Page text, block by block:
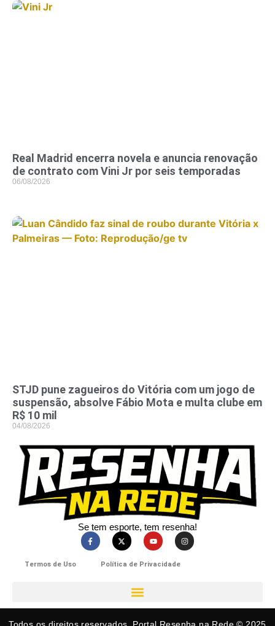
Real Madrid encerra novela e anuncia renovação
de contrato com Vini Jr por seis temporadas
06/08/2026
STJD pune zagueiros do Vitória com um jogo de
suspensão, absolve Fábio Mota e multa clube em
R$ 10 mil
04/08/2026
Se tem esporte, tem resenha!​
Termos de Uso Política de Privacidade